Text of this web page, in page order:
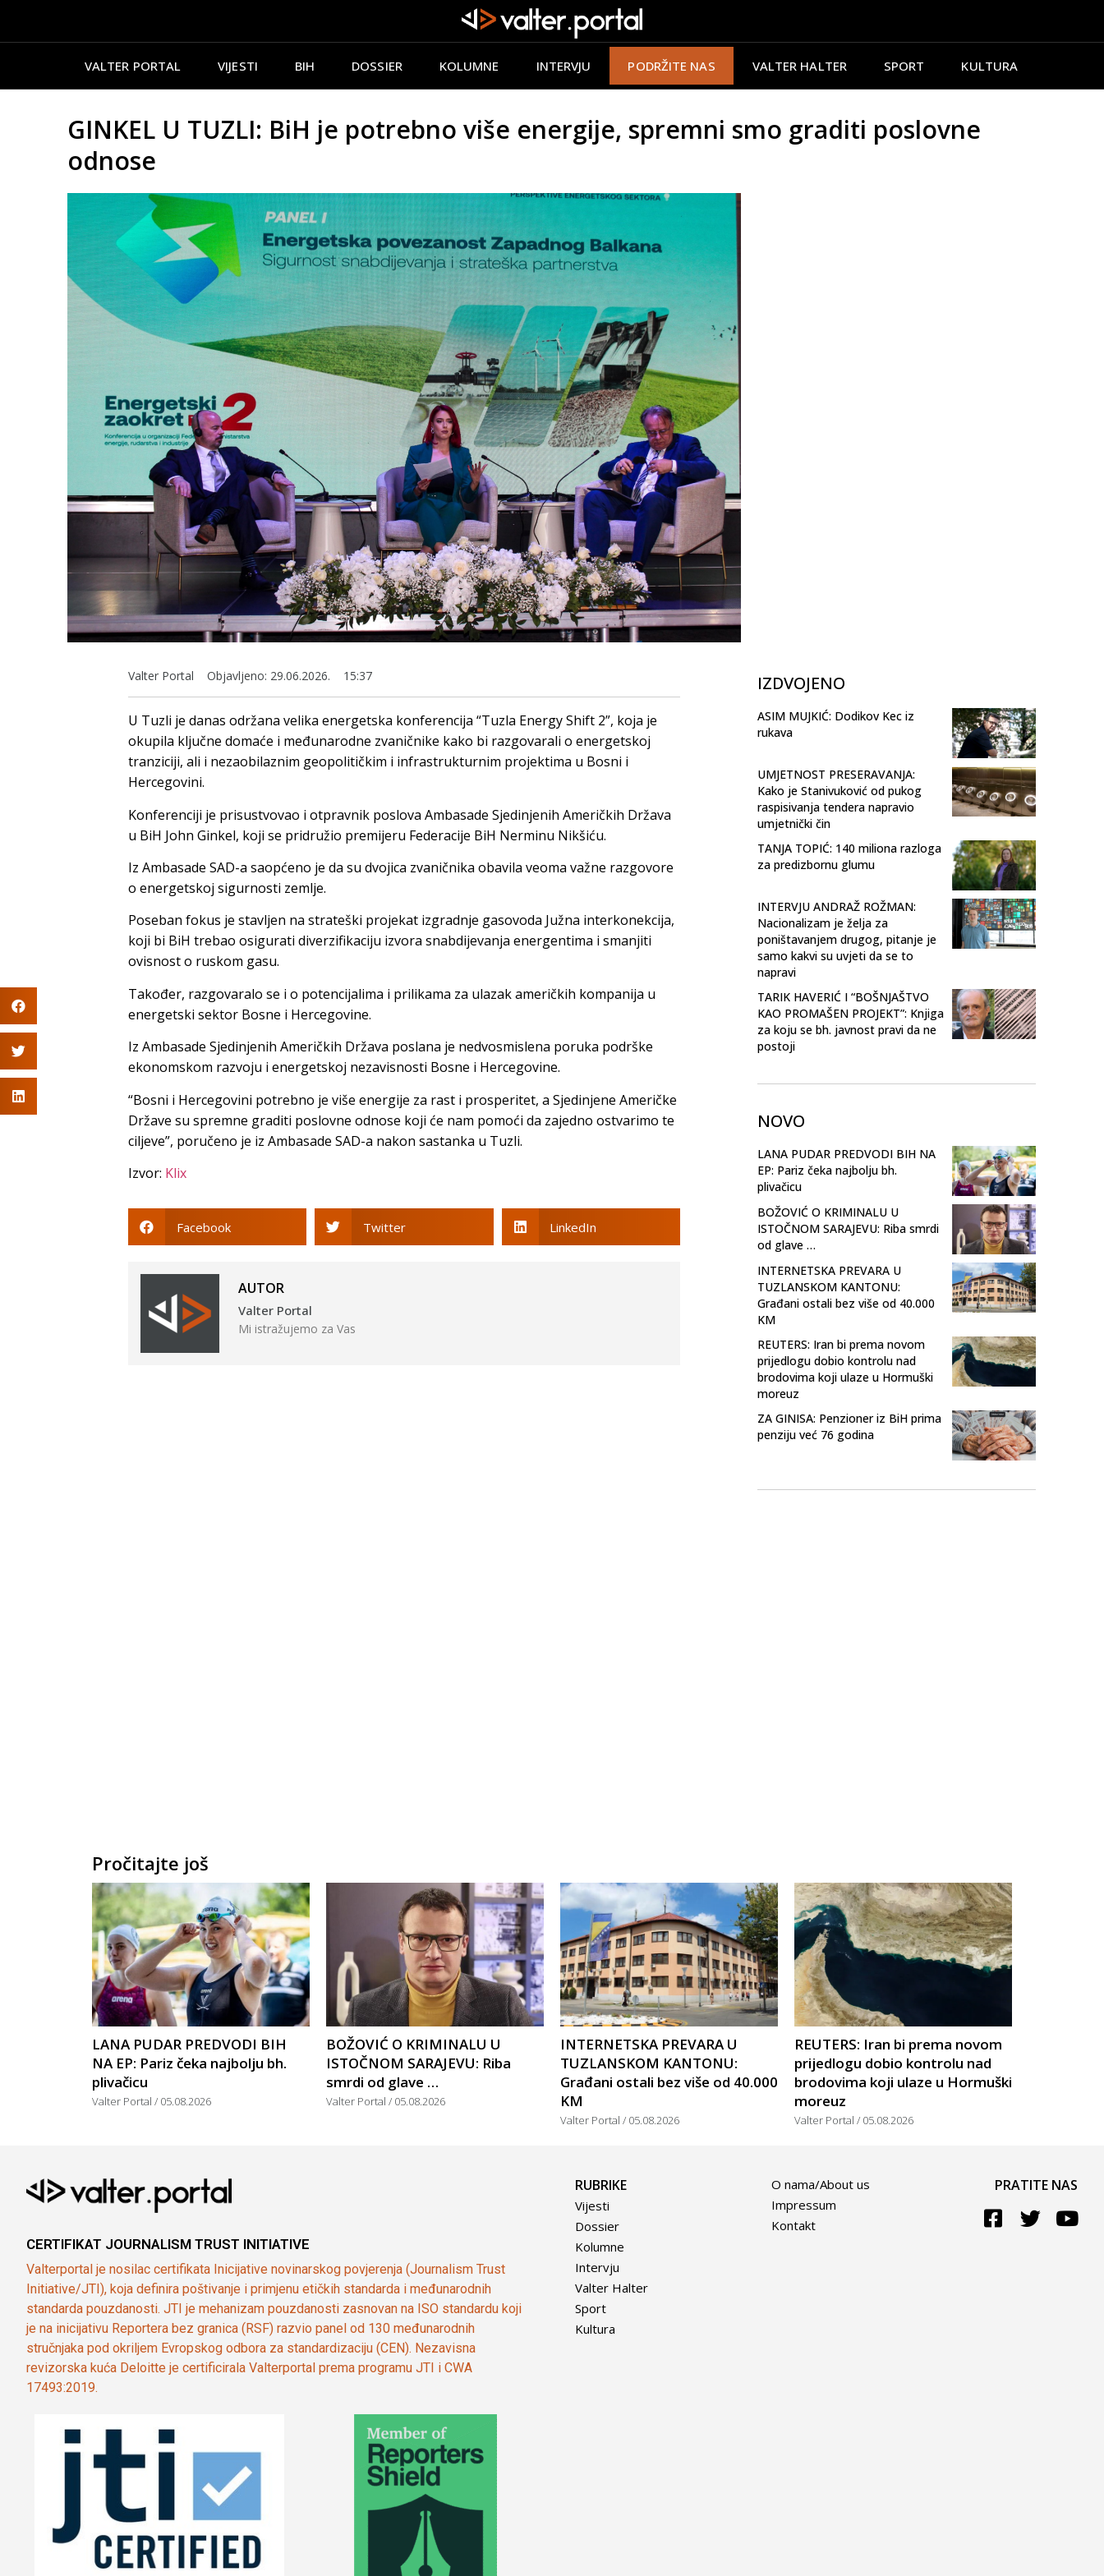
VALTER PORTAL VIJESTI BIH DOSSIER KOLUMNE INTERVJU PODRŽITE NAS VALTER HALTER SPORT KULTURA
GINKEL U TUZLI: BiH je potrebno više energije, spremni smo graditi poslovne
odnose
Valter Portal Objavljeno: 29.06.2026. 15:37
U Tuzli je danas održana velika energetska konferencija “Tuzla Energy Shift 2”, koja je
okupila ključne domaće i međunarodne zvaničnike kako bi razgovarali o energetskoj
tranziciji, ali i nezaobilaznim geopolitičkim i infrastrukturnim projektima u Bosni i
Hercegovini.
Konferenciji je prisustvovao i otpravnik poslova Ambasade Sjedinjenih Američkih Država
u BiH John Ginkel, koji se pridružio premijeru Federacije BiH Nerminu Nikšiću.
Iz Ambasade SAD-a saopćeno je da su dvojica zvaničnika obavila veoma važne razgovore
o energetskoj sigurnosti zemlje.
Poseban fokus je stavljen na strateški projekat izgradnje gasovoda Južna interkonekcija,
koji bi BiH trebao osigurati diverzifikaciju izvora snabdijevanja energentima i smanjiti
ovisnost o ruskom gasu.
Također, razgovaralo se i o potencijalima i prilikama za ulazak američkih kompanija u
energetski sektor Bosne i Hercegovine.
Iz Ambasade Sjedinjenih Američkih Država poslana je nedvosmislena poruka podrške
ekonomskom razvoju i energetskoj nezavisnosti Bosne i Hercegovine.
“Bosni i Hercegovini potrebno je više energije za rast i prosperitet, a Sjedinjene Američke
Države su spremne graditi poslovne odnose koji će nam pomoći da zajedno ostvarimo te
ciljeve”, poručeno je iz Ambasade SAD-a nakon sastanka u Tuzli.
Izvor: Klix
Facebook Twitter LinkedIn
AUTOR
Valter Portal
Mi istražujemo za Vas
IZDVOJENO
ASIM MUJKIĆ: Dodikov Kec iz
rukava
UMJETNOST PRESERAVANJA:
Kako je Stanivuković od pukog
raspisivanja tendera napravio
umjetnički čin
TANJA TOPIĆ: 140 miliona razloga
za predizbornu glumu
INTERVJU ANDRAŽ ROŽMAN:
Nacionalizam je želja za
poništavanjem drugog, pitanje je
samo kakvi su uvjeti da se to
napravi
TARIK HAVERIĆ I “BOŠNJAŠTVO
KAO PROMAŠEN PROJEKT”: Knjiga
za koju se bh. javnost pravi da ne
postoji
NOVO
LANA PUDAR PREDVODI BIH NA
EP: Pariz čeka najbolju bh.
plivačicu
BOŽOVIĆ O KRIMINALU U
ISTOČNOM SARAJEVU: Riba smrdi
od glave …
INTERNETSKA PREVARA U
TUZLANSKOM KANTONU:
Građani ostali bez više od 40.000
KM
REUTERS: Iran bi prema novom
prijedlogu dobio kontrolu nad
brodovima koji ulaze u Hormuški
moreuz
ZA GINISA: Penzioner iz BiH prima
penziju već 76 godina
Pročitajte još
LANA PUDAR PREDVODI BIH
NA EP: Pariz čeka najbolju bh.
plivačicu
Valter Portal 05.08.2026
BOŽOVIĆ O KRIMINALU U
ISTOČNOM SARAJEVU: Riba
smrdi od glave …
Valter Portal 05.08.2026
INTERNETSKA PREVARA U
TUZLANSKOM KANTONU:
Građani ostali bez više od 40.000
KM
Valter Portal 05.08.2026
REUTERS: Iran bi prema novom
prijedlogu dobio kontrolu nad
brodovima koji ulaze u Hormuški
moreuz
Valter Portal 05.08.2026
CERTIFIKAT JOURNALISM TRUST INITIATIVE
Valterportal je nosilac certifikata Inicijative novinarskog povjerenja (Journalism Trust
Initiative/JTI), koja definira poštivanje i primjenu etičkih standarda i međunarodnih
standarda pouzdanosti. JTI je mehanizam pouzdanosti zasnovan na ISO standardu koji
je na inicijativu Reportera bez granica (RSF) razvio panel od 130 međunarodnih
stručnjaka pod okriljem Evropskog odbora za standardizaciju (CEN). Nezavisna
revizorska kuća Deloitte je certificirala Valterportal prema programu JTI i CWA
17493:2019.
RUBRIKE
Vijesti
Dossier
Kolumne
Intervju
Valter Halter
Sport
Kultura
O nama/About us
Impressum
Kontakt
PRATITE NAS